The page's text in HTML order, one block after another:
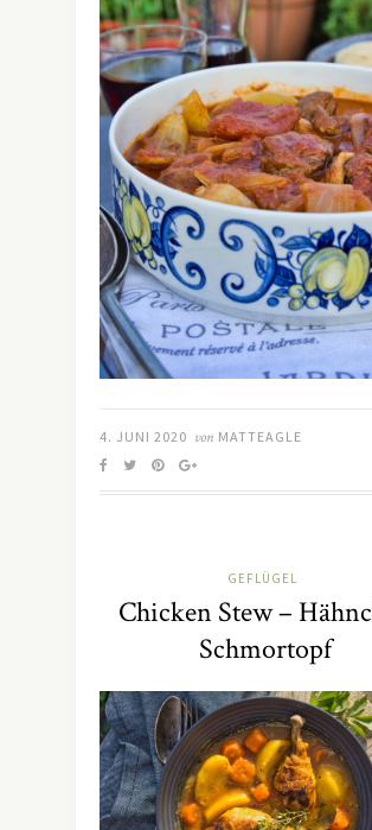
4. JUNI 2020 von MATTEAGLE
GEFLÜGEL
Chicken Stew –
Schmortopf